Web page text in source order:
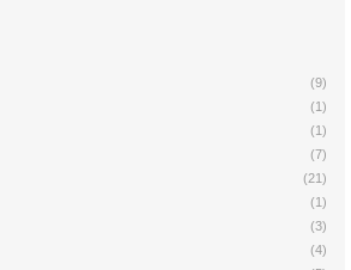
(9)
(1)
(1)
(7)
(21)
(1)
(3)
(4)